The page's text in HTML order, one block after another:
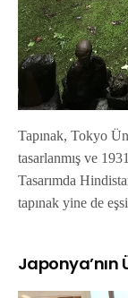
Tapınak, Tokyo
tasarlanmış ve
Tasarımda
tapınak yine de
Japonya’nın